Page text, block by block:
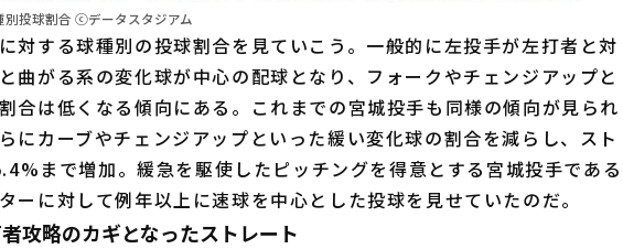
別投球割合 ⓒデータスタジアム
対する球種別の投球割合を見ていこう。一般的に左投手が左打者と対
曲がる系の変化球が中心の配球となり、フォークやチェンジアップと
合は低くなる傾向にある。これまでの宮城投手も同様の傾向が見られ
にカーブやチェンジアップといった緩い変化球の割合を減らし、スト
まで増加。緩急を駆使したピッチングを得意とする宮城投手である
ーに対して例年以上に速球を中心とした投球を見せていたのだ。
攻略のカギとなったストレート